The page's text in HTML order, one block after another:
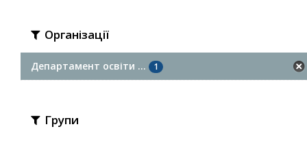
Організації
Департамент освіти ... 1
Групи